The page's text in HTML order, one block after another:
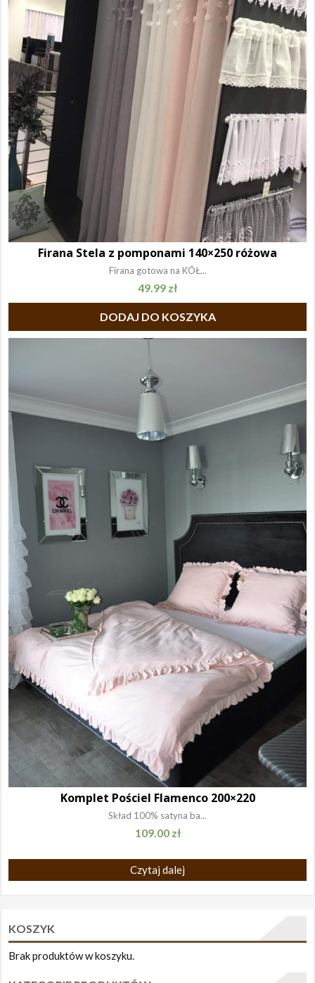
Firana Stela z pomponami 140×250 różowa
Firana gotowa na KÓŁ...
49.99 zł
DODAJ DO KOSZYKA
Komplet Pościel Flamenco 200×220
Skład 100% satyna ba...
109.00 zł
Czytaj dalej
KOSZYK
Brak produktów w koszyku.